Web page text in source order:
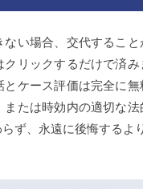
い場合、交代するこ
リックするだけで済
ケース評価は完全に
たは時効内の適切な
ず、永遠に後悔するよ